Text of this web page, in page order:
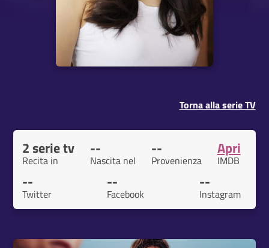
Torna alla serie TV
2 serie tv
Recita in
--
Nascita nel
--
Provenienza
Apri
IMDB
--
Twitter
--
Facebook
--
Instagram